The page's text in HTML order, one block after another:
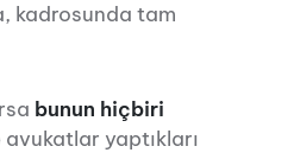
kadrosunda tam
bunun hiçbiri
avukatlar yaptıkları